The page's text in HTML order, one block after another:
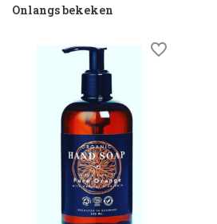
Onlangs bekeken